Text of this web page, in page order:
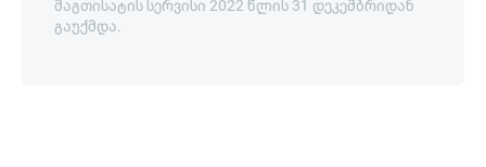
მაგთისატის სერვისი 2022 წლის 31 დეკემბრიდან
გაუქმდა.